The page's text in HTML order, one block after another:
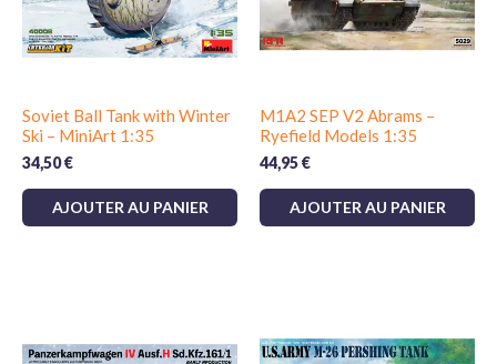
Soviet Ball Tank with Winter
Ski – MiniArt 1:35
34,50€
AJOUTER AU PANIER
M1A2 SEP V2 Abrams –
Ryefield Models 1:35
44,95€
AJOUTER AU PANIER